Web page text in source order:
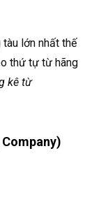
lớn nhất thế
thứ tự từ hãng
kê từ